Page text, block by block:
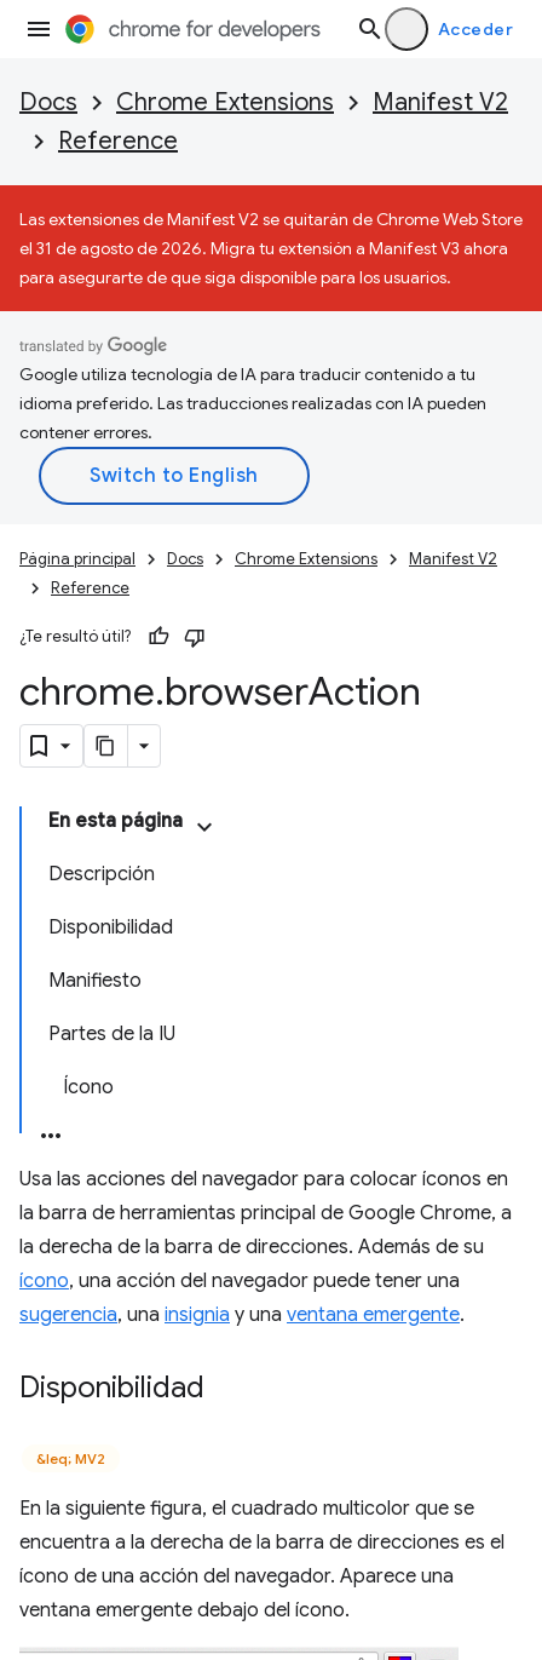
Acceder
Docs Chrome Extensions
Manifest V2
Reference
Las extensiones de Manifest V2 se quitarán de Chrome Web Store
el 31 de agosto de 2026. Migra tu extensión a Manifest V3 ahora
para asegurarte de que siga disponible para los usuarios.
Google utiliza tecnología de IA para traducir contenido a tu
idioma preferido. Las traducciones realizadas con IA pueden
contener errores.
Página principal Docs Chrome Extensions
Manifest V2
Reference
¿Te resultó útil?
chrome.browserAction
En esta página
Descripción
Disponibilidad
Manifiesto
Partes de la IU
Ícono
Usa las acciones del navegador para colocar íconos en
la barra de herramientas principal de Google Chrome, a
la derecha de la barra de direcciones. Además de su
ícono, una acción del navegador puede tener una
sugerencia, una insignia y una ventana emergente.
Disponibilidad
&leq; MV2
En la siguiente figura, el cuadrado multicolor que se
encuentra a la derecha de la barra de direcciones es el
ícono de una acción del navegador. Aparece una
ventana emergente debajo del ícono.